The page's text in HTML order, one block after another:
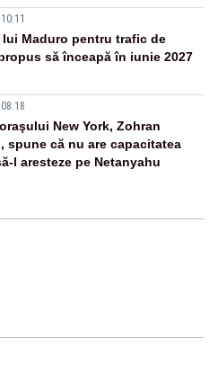
lui Maduro pentru trafic de
să înceapă în iunie 2027
New York, Zohran
spune că nu are capacitatea
l aresteze pe Netanyahu